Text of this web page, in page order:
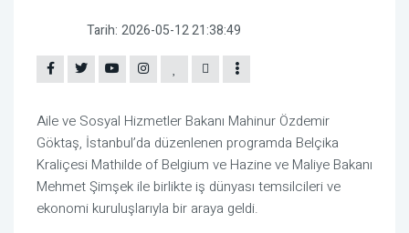
Tarih: 2026-05-12 21:38:49
Aile ve Sosyal Hizmetler Bakanı Mahinur Özdemir
Göktaş, İstanbul’da düzenlenen programda Belçika
Kraliçesi Mathilde of Belgium ve Hazine ve Maliye Bakanı
Mehmet Şimşek ile birlikte iş dünyası temsilcileri ve
ekonomi kuruluşlarıyla bir araya geldi.